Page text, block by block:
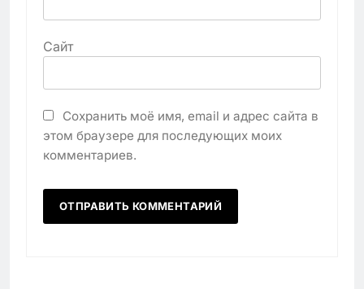
Сайт
Сохранить моё имя, email и адрес сайта в
этом браузере для последующих моих
комментариев.